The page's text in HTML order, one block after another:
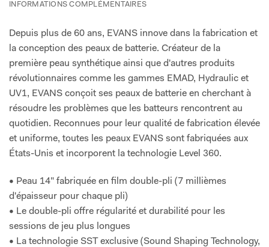
INFORMATIONS COMPLÉMENTAIRES
Depuis plus de 60 ans, EVANS innove dans la fabrication et
la conception des peaux de batterie. Créateur de la
première peau synthétique ainsi que d'autres produits
révolutionnaires comme les gammes EMAD, Hydraulic et
UV1, EVANS conçoit ses peaux de batterie en cherchant à
résoudre les problèmes que les batteurs rencontrent au
quotidien. Reconnues pour leur qualité de fabrication élevée
et uniforme, toutes les peaux EVANS sont fabriquées aux
États-Unis et incorporent la technologie Level 360.
• Peau 14" fabriquée en film double-pli (7 millièmes
d'épaisseur pour chaque pli)
• Le double-pli offre régularité et durabilité pour les
sessions de jeu plus longues
• La technologie SST exclusive (Sound Shaping Technology,